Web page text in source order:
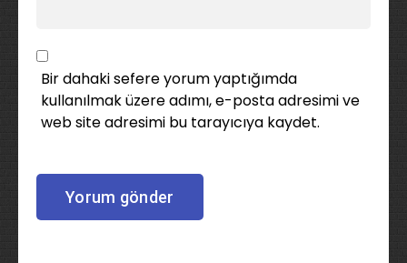
Bir dahaki sefere yorum yaptığımda
kullanılmak üzere adımı, e-posta adresimi ve
web site adresimi bu tarayıcıya kaydet.